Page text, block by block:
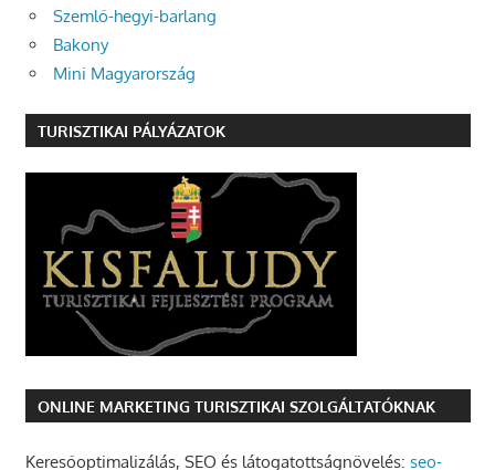
Szemlő-hegyi-barlang
Bakony
Mini Magyarország
TURISZTIKAI PÁLYÁZATOK
ONLINE MARKETING TURISZTIKAI SZOLGÁLTATÓKNAK
Keresőoptimalizálás, SEO és látogatottságnövelés: seo-